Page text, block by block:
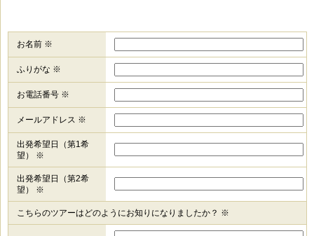
お名前 ※
ふりがな ※
お電話番号 ※
メールアドレス ※
出発希望日（第1希
望） ※
出発希望日（第2希
望） ※
こちらのツアーはどのようにお知りになりましたか？ ※